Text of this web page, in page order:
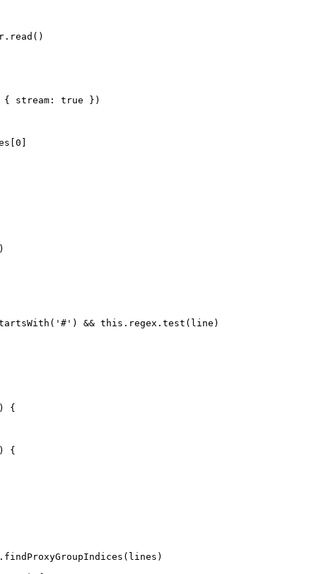
read ()
{ stream: true })
0 ]
( '#' ) && this .regex. test (line)
) {
) {
. findProxyGroupIndices (lines)